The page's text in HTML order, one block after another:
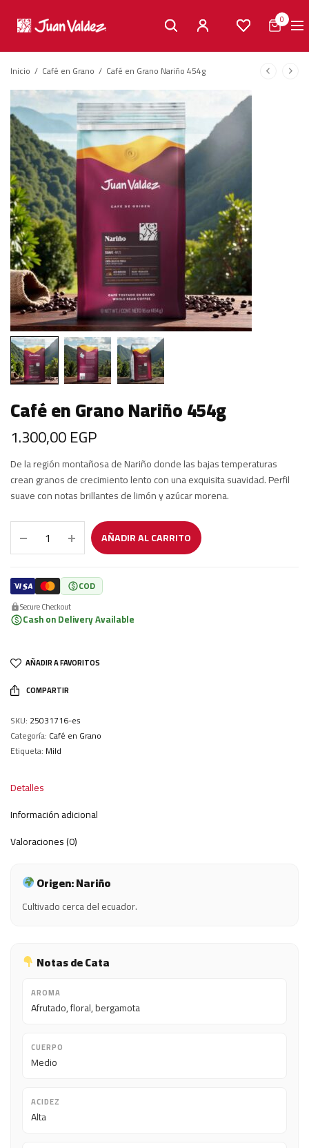
0
Inicio / Café en Grano / Café en Grano Nariño 454g
Café en Grano Nariño 454g
1.300,00EGP
De la región montañosa de Nariño donde las bajas temperaturas
crean granos de crecimiento lento con una exquisita suavidad. Perfil
suave con notas brillantes de limón y azúcar morena.
AÑADIR AL CARRITO
COD
Secure Checkout
Cash on Delivery Available
AÑADIR A FAVORITOS
COMPARTIR
SKU: 25031716-es
Categoría: Café en Grano
Etiqueta: Mild
Detalles
Información adicional
Valoraciones (0)
Origen: Nariño
Cultivado cerca del ecuador.
Notas de Cata
AROMA
Afrutado, floral, bergamota
CUERPO
Medio
ACIDEZ
Alta